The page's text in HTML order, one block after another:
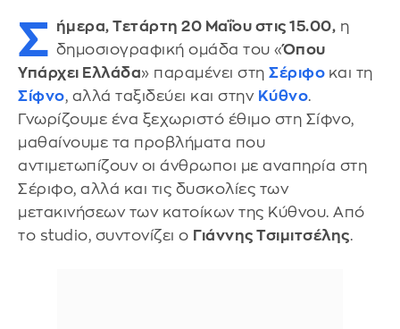
Σ ήμερα, Τετάρτη 20 Μαΐου στις 15.00, η
δημοσιογραφική ομάδα του «Όπου
Υπάρχει Ελλάδα» παραμένει στη Σέριφο και τη
Σίφνο, αλλά ταξιδεύει και στην Κύθνο.
Γνωρίζουμε ένα ξεχωριστό έθιμο στη Σίφνο,
μαθαίνουμε τα προβλήματα που
αντιμετωπίζουν οι άνθρωποι με αναπηρία στη
Σέριφο, αλλά και τις δυσκολίες των
μετακινήσεων των κατοίκων της Κύθνου. Από
το studio, συντονίζει ο Γιάννης Τσιμιτσέλης.